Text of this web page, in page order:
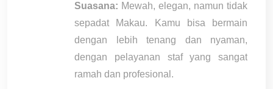
Suasana: Mewah, elegan, namun tidak
sepadat Makau. Kamu bisa bermain
dengan lebih tenang dan nyaman,
dengan pelayanan staf yang sangat
ramah dan profesional.